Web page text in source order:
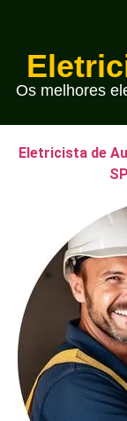
Os melhores
Eletricista de
SP